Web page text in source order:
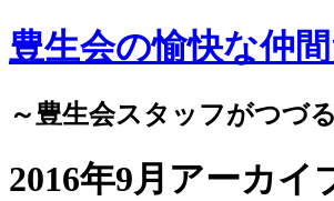
豊生会の愉快な仲
～豊生会スタッフがつづ
2016年9月アーカイ